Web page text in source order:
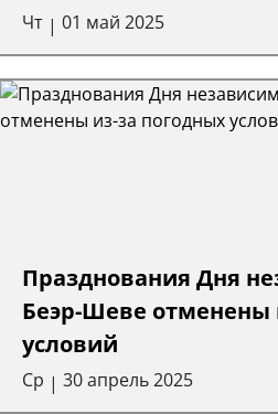
Чт | 01 май 2025
Празднования Дня
Беэр-Шеве отменены
условий
Ср | 30 апрель 2025